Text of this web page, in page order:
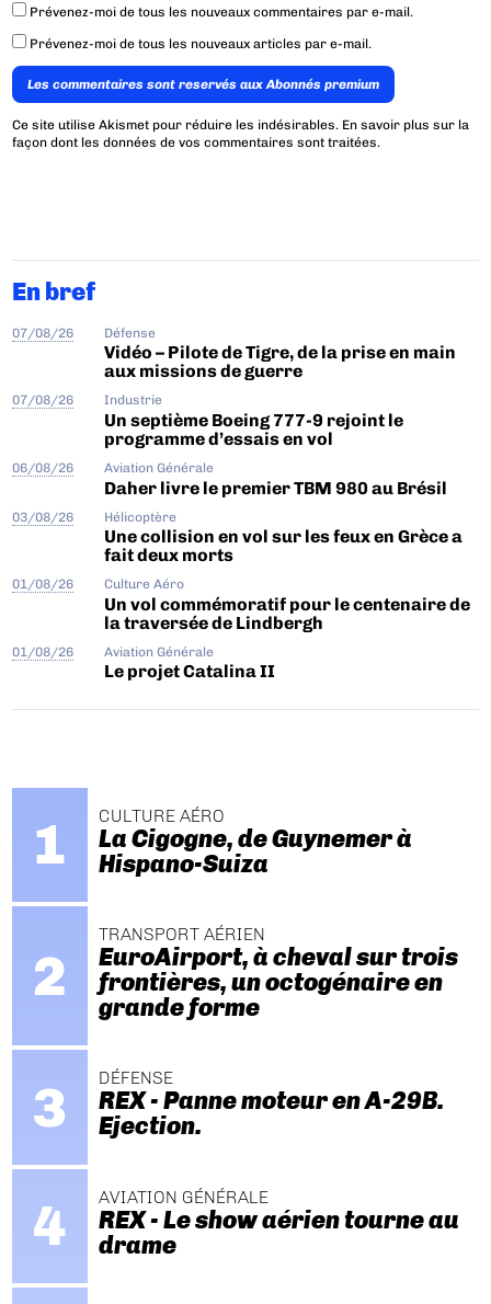
Prévenez-moi de tous les nouveaux commentaires par e-mail.
Prévenez-moi de tous les nouveaux articles par e-mail.
Les commentaires sont reservés aux Abonnés premium
Ce site utilise Akismet pour réduire les indésirables. En savoir plus sur la
façon dont les données de vos commentaires sont traitées.
En bref
07/08/26 Défense
Vidéo – Pilote de Tigre, de la prise en main
aux missions de guerre
07/08/26 Industrie
Un septième Boeing 777-9 rejoint le
programme d’essais en vol
06/08/26 Aviation Générale
Daher livre le premier TBM 980 au Brésil
03/08/26 Hélicoptère
Une collision en vol sur les feux en Grèce a
fait deux morts
01/08/26 Culture Aéro
Un vol commémoratif pour le centenaire de
la traversée de Lindbergh
01/08/26 Aviation Générale
Le projet Catalina II
CULTURE AÉRO
La Cigogne, de Guynemer à
Hispano-Suiza
TRANSPORT AÉRIEN
EuroAirport, à cheval sur trois
frontières, un octogénaire en
grande forme
DÉFENSE
REX - Panne moteur en A-29B.
Ejection.
AVIATION GÉNÉRALE
REX - Le show aérien tourne au
drame